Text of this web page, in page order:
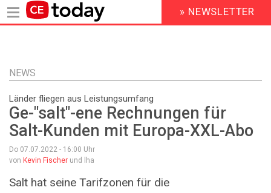
Inhalt
HEADER
MENU
» NEWSLETTER
NEWS
Länder fliegen aus Leistungsumfang
Ge-"salt"-ene Rechnungen für
Salt-Kunden mit Europa-XXL-Abo
Do 07.07.2022 - 16:00 Uhr
von Kevin Fischer und lha
Salt hat seine Tarifzonen für die